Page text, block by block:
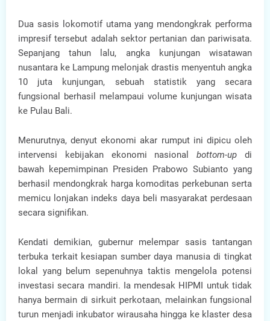
Dua sasis lokomotif utama yang mendongkrak performa
impresif tersebut adalah sektor pertanian dan pariwisata.
Sepanjang tahun lalu, angka kunjungan wisatawan
nusantara ke Lampung melonjak drastis menyentuh angka
10 juta kunjungan, sebuah statistik yang secara
fungsional berhasil melampaui volume kunjungan wisata
ke Pulau Bali.
Menurutnya, denyut ekonomi akar rumput ini dipicu oleh
intervensi kebijakan ekonomi nasionalbottom-up di
bawah kepemimpinan Presiden Prabowo Subianto yang
berhasil mendongkrak harga komoditas perkebunan serta
memicu lonjakan indeks daya beli masyarakat perdesaan
secara signifikan.
Kendati demikian, gubernur melempar sasis tantangan
terbuka terkait kesiapan sumber daya manusia di tingkat
lokal yang belum sepenuhnya taktis mengelola potensi
investasi secara mandiri. Ia mendesak HIPMI untuk tidak
hanya bermain di sirkuit perkotaan, melainkan fungsional
turun menjadi inkubator wirausaha hingga ke klaster desa